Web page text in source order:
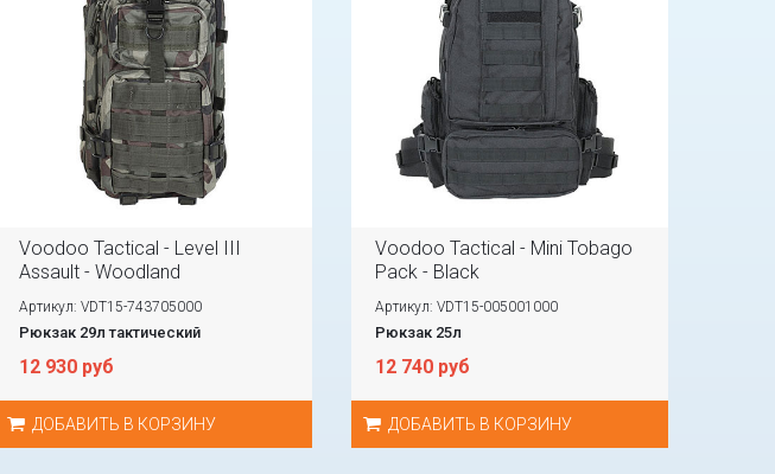
Voodoo Tactical - Level III
Assault - Woodland
Артикул: VDT15-743705000
Рюкзак 29л тактический
12 930 руб
ДОБАВИТЬ В КОРЗИНУ
Voodoo Tactical - Mini Tobago
Pack - Black
Артикул: VDT15-005001000
Рюкзак 25л
12 740 руб
ДОБАВИТЬ В КОРЗИНУ